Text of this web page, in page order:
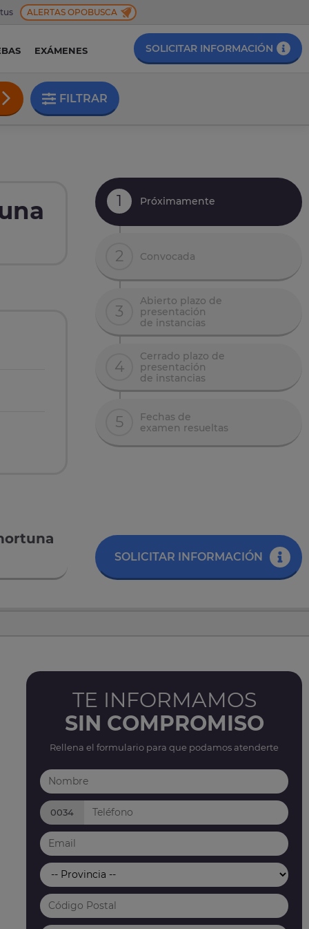
ALERTAS OPOBUSCA
EXÁMENES SOLICITAR INFORMACIÓN
FILTRAR
1 Próximamente
2 Convocada
3
Abierto plazo de
presentación
de instancias
4
Cerrado plazo de
presentación
de instancias
5
Fechas de
examen resueltas
SOLICITAR INFORMACIÓN
TE INFORMAMOS
SIN COMPROMISO
Rellena el formulario para que podamos atenderte
0034